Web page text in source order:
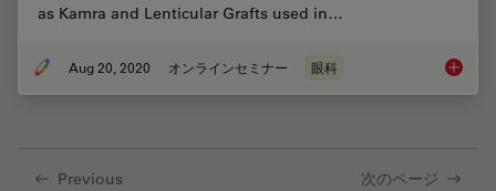
as Kamra and Lenticular Grafts used in…
Aug 20, 2020 オンラインセミナー 眼科
Previous 次のページ